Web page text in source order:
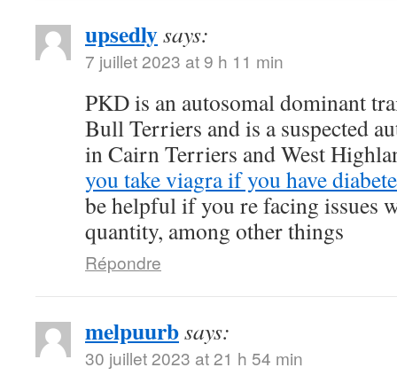
upsedlysays:
7 juillet 2023 at 9 h 11 min
PKD is an autosomal dominant
Bull Terriers and is a suspected
in Cairn Terriers and West
you take viagra if you have
be helpful if you re facing issues
quantity, among other things
Répondre
melpuurbsays:
30 juillet 2023 at 21 h 54 min